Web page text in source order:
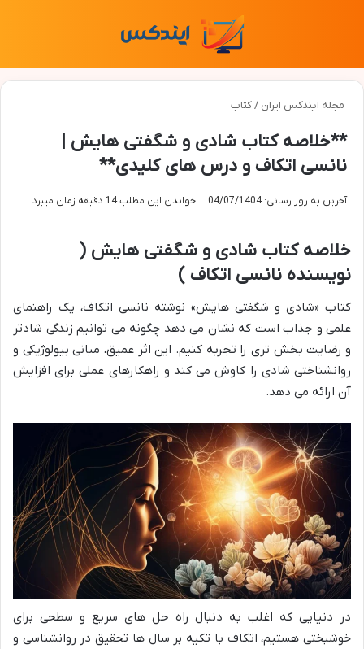
مجله ایندکس ایران /کتاب
**خلاصه کتاب شادی و شگفتی هایش |
نانسی اتکاف و درس های کلیدی**
آخرین به روز رسانی: 04/07/1404 خواندن این مطلب 14 دقیقه زمان میبرد
خلاصه کتاب شادی و شگفتی هایش (
نویسنده نانسی اتکاف )
کتاب «شادی و شگفتی هایش» نوشته نانسی اتکاف، یک راهنمای
علمی و جذاب است که نشان می دهد چگونه می توانیم زندگی شادتر
و رضایت بخش تری را تجربه کنیم. این اثر عمیق، مبانی بیولوژیکی و
روانشناختی شادی را کاوش می کند و راهکارهای عملی برای افزایش
آن ارائه می دهد.
در دنیایی که اغلب به دنبال راه حل های سریع و سطحی برای
خوشبختی هستیم، اتکاف با تکیه بر سال ها تحقیق در روانشناسی و